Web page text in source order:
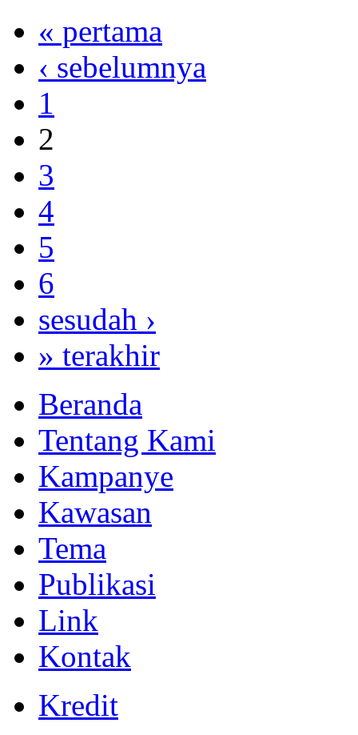
« pertama
‹ sebelumnya
1
2
3
4
5
6
sesudah ›
» terakhir
Beranda
Tentang Kami
Kampanye
Kawasan
Tema
Publikasi
Link
Kontak
Kredit